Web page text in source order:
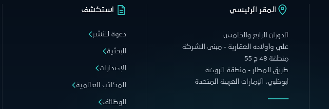
المقر الرئيسي
الدوران الرابع والخامس
علي وأولاده العقارية - مبنى الشركة
منطقة 48 ج 55
طريق المطار - منطقة الروضة
أبوظبي، الإمارات العربية المتحدة
استكشف
دعوة للنشر
البحثية
الإصدارات
المكاتب العالمية
الوظائف